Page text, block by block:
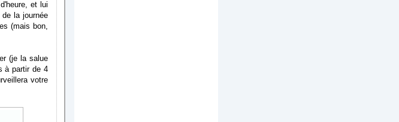
et lui
la journée
(mais bon,
(je la salue
à partir de 4
votre